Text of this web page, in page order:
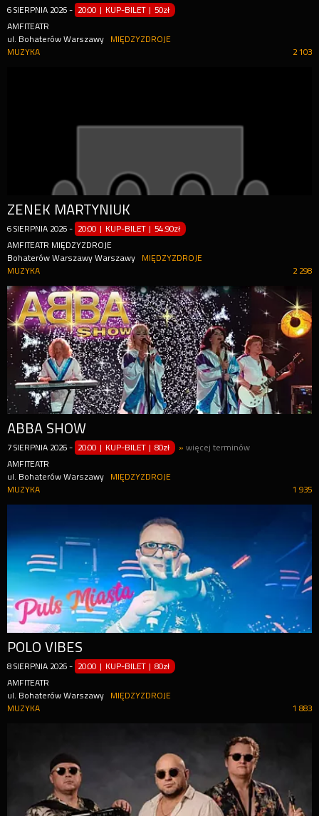
6 SIERPNIA 2026 - 20:00 | KUP-BILET | 50zł
AMFITEATR
ul. Bohaterów Warszawy
MIĘDZYZDROJE
2 103
MUZYKA
ZENEK MARTYNIUK
6 SIERPNIA 2026 - 20:00 | KUP-BILET | 54.90zł
AMFITEATR MIĘDZYZDROJE
Bohaterów Warszawy Warszawy
MIĘDZYZDROJE
2 298
MUZYKA
ABBA SHOW
7 SIERPNIA 2026 - 20:00 | KUP-BILET |80zł »więcej terminów
AMFITEATR
ul. Bohaterów Warszawy
MIĘDZYZDROJE
1 935
MUZYKA
POLO VIBES
8 SIERPNIA 2026 - 20:00 | KUP-BILET |80zł
AMFITEATR
ul. Bohaterów Warszawy
MIĘDZYZDROJE
1 883
MUZYKA